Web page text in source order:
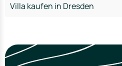
Villa kaufen in Dresden